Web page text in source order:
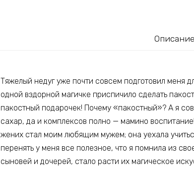
Описание
Тяжелый недуг уже почти совсем подготовил меня
одной вздорной магичке приспичило сделать
пакостный подарочек! Почему «пакостный»? А я
сахар, да и комплексов полно — мамино
жених стал моим любящим мужем; она уехала
перенять у меня все полезное, что я помнила из
сыновей и дочерей, стало расти их магическое